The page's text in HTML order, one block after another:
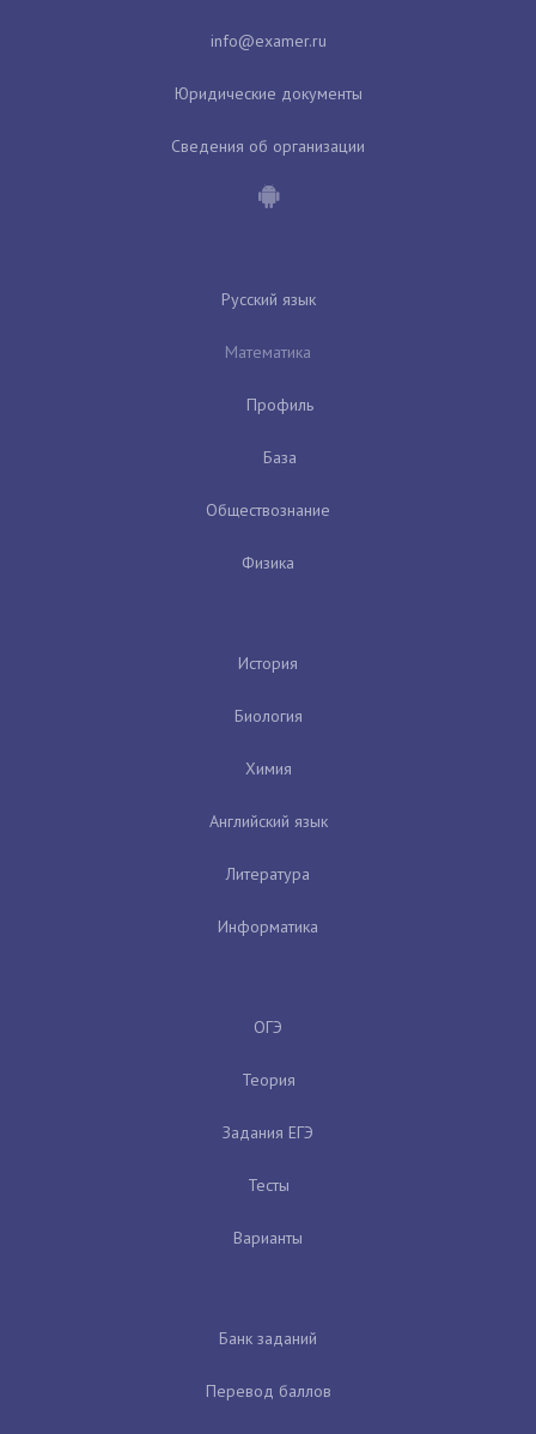
Юридические документы
Сведения об организации
Русский язык
Математика
Профиль
База
Обществознание
Физика
История
Биология
Химия
Английский язык
Литература
Информатика
ОГЭ
Теория
Задания ЕГЭ
Тесты
Варианты
Банк заданий
Перевод баллов